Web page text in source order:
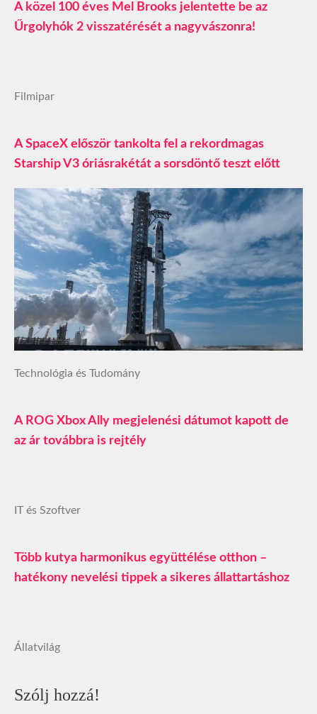
A közel 100 éves Mel Brooks jelentette be az
Űrgolyhók 2 visszatérését a nagyvászonra!
Filmipar
A SpaceX először tankolta fel a rekordmagas
Starship V3 óriásrakétát a sorsdöntő teszt előtt
Technológia és Tudomány
A ROG Xbox Ally megjelenési dátumot kapott de
az ár továbbra is rejtély
IT és Szoftver
Több kutya harmonikus együttélése otthon –
hatékony nevelési tippek a sikeres állattartáshoz
Állatvilág
Szólj hozzá!